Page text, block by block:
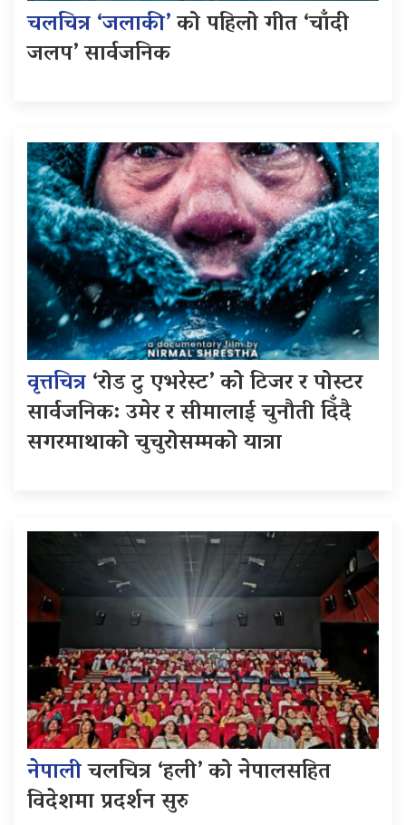
चलचित्र ‘जलाकी’को पहिलो गीत ‘चाँदी
जलप’ सार्वजनिक
वृत्तचित्र‘रोड टु एभरेस्ट’ को टिजर र पोस्टर
सार्वजनिक: उमेर र सीमालाई चुनौती दिँदै
सगरमाथाको चुचुरोसम्मको यात्रा
नेपालीचलचित्र ‘हली’ को नेपालसहित
विदेशमा प्रदर्शन सुरु